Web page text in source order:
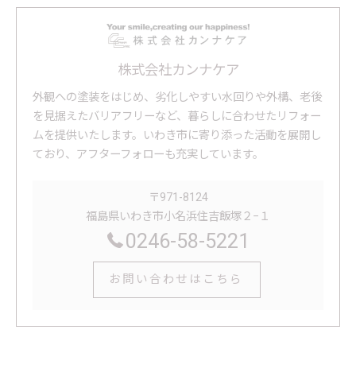
株式会社カンナケア
外観への塗装をはじめ、劣化しやすい水回りや外構、老後
を見据えたバリアフリーなど、暮らしに合わせたリフォー
ムを提供いたします。いわき市に寄り添った活動を展開し
ており、アフターフォローも充実しています。
〒971-8124
福島県いわき市小名浜住吉飯塚２−１
0246-58-5221
お問い合わせはこちら